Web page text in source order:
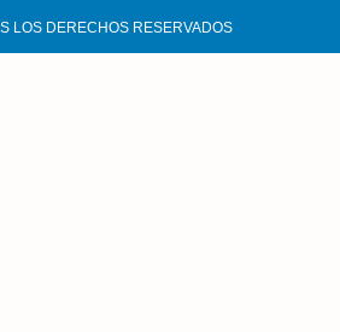
LOS DERECHOS RESERVADOS